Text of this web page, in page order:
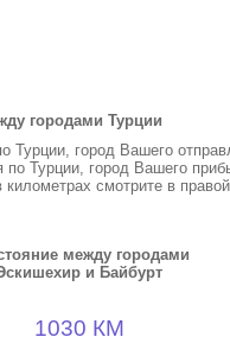
городами Турции
Турции, город Вашего
по Турции, город Вашего
километрах смотрите в
между городами
и Байбурт
1030 КМ